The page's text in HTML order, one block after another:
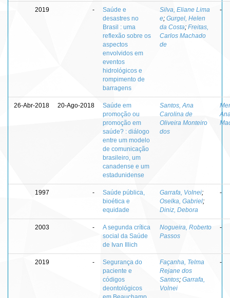
2019 -
Saúde e
desastres no
Brasil : uma
reflexão sobre os
aspectos
envolvidos em
eventos
hidrológicos e
rompimento de
barragens
Silva, Eliane Lima
e; Gurgel, Helen
da Costa; Freitas,
Carlos Machado
de
-
26-Abr-2018 20-Ago-2018
Saúde em
promoção ou
promoção em
saúde? : diálogo
entre um modelo
de comunicação
brasileiro, um
canadense e um
estadunidense
Santos, Ana
Carolina de
Oliveira Monteiro
dos
1997 -
Saúde pública,
bioética e
equidade
Garrafa, Volnei;
Oselka, Gabriel;
Diniz, Debora
-
2003 -
A segunda crítica
social da Saúde
de Ivan Illich
Nogueira, Roberto
Passos
-
2019 -
Segurança do
paciente e
códigos
deontológicos
Façanha, Telma
Rejane dos
Santos; Garrafa,
Volnei
-